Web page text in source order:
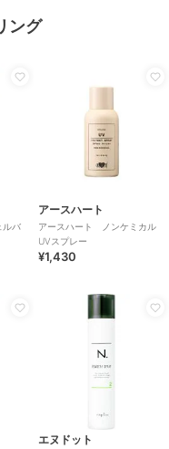
ング
バ
アースハート
アースハート ノンケミカル
UVスプレー
¥1,430
エヌドット